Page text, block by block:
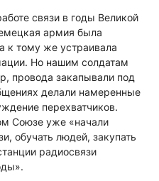
связи в годы Великой
армия была
к тому же устраивала
Но нашим солдатам
провода закапывали под
делали намеренные
перехватчиков.
Союзе уже «начали
обучать людей, закупать
радиосвязи